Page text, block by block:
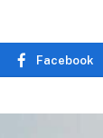
Facebook